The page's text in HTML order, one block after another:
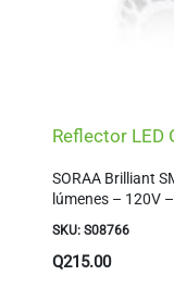
Reflector LED
SORAA Brilliant
lúmenes – 120V
SKU: S08766
Q215.00